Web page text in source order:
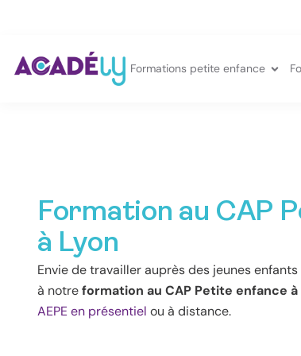
Formations petite enfance
Formation au CAP
à Lyon
Envie de travailler auprès des jeunes
à notreformation au CAP Petite enfance à
AEPE en présentiel ou à distance.